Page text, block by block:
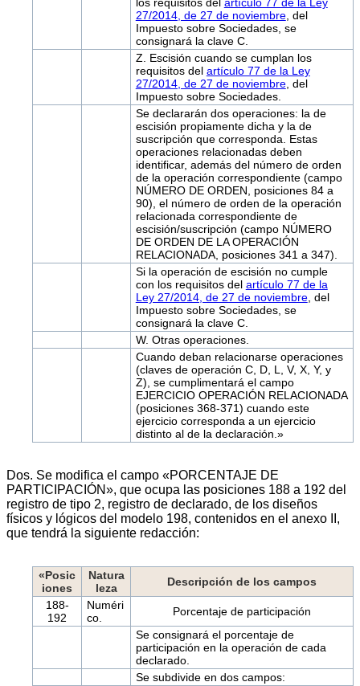
27/2014, de 27 de noviembre, del
Impuesto sobre Sociedades, se
consignará la clave C.
Z. Escisión cuando se cumplan los
requisitos del artículo 77 de la Ley
27/2014, de 27 de noviembre, del
Impuesto sobre Sociedades.
Se declararán dos operaciones: la de
escisión propiamente dicha y la de
suscripción que corresponda. Estas
operaciones relacionadas deben
identificar, además del número de orden
de la operación correspondiente (campo
NÚMERO DE ORDEN, posiciones 84 a
90), el número de orden de la operación
relacionada correspondiente de
escisión/suscripción (campo NÚMERO
DE ORDEN DE LA OPERACIÓN
RELACIONADA, posiciones 341 a 347).
Si la operación de escisión no cumple
con los requisitos del artículo 77 de la
Ley 27/2014, de 27 de noviembre, del
Impuesto sobre Sociedades, se
consignará la clave C.
W. Otras operaciones.
Cuando deban relacionarse operaciones
(claves de operación C, D, L, V, X, Y, y
Z), se cumplimentará el campo
EJERCICIO OPERACIÓN RELACIONADA
(posiciones 368-371) cuando este
ejercicio corresponda a un ejercicio
distinto al de la declaración.»
Dos. Se modifica el campo «PORCENTAJE DE
PARTICIPACIÓN», que ocupa las posiciones 188 a 192 del
registro de tipo 2, registro de declarado, de los diseños
físicos y lógicos del modelo 198, contenidos en el anexo II,
que tendrá la siguiente redacción:
«Posic
iones
Natura
leza
Descripción de los campos
188-
192
Numéri
co.
Porcentaje de participación
Se consignará el porcentaje de
participación en la operación de cada
declarado.
Se subdivide en dos campos: